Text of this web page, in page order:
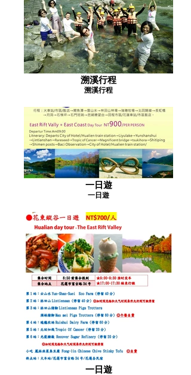
溯溪行程
溯溪行程
一日遊
一日遊
一日遊